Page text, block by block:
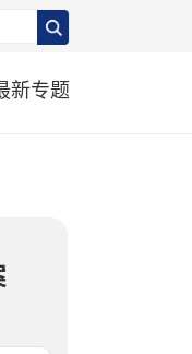
新专题